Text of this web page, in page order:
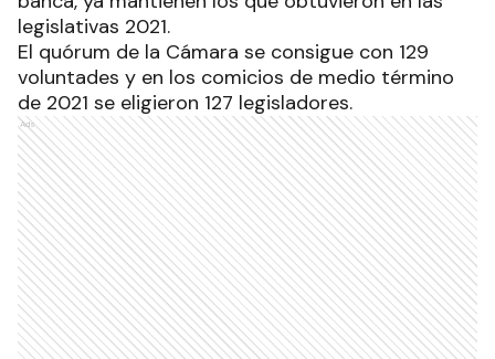
legislativas 2021.
El quórum de la Cámara se consigue con 129
voluntades y en los comicios de medio término
de 2021 se eligieron 127 legisladores.
Ads